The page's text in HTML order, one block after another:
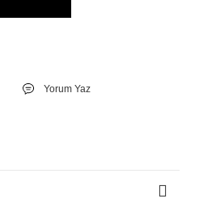
Yorum Yaz